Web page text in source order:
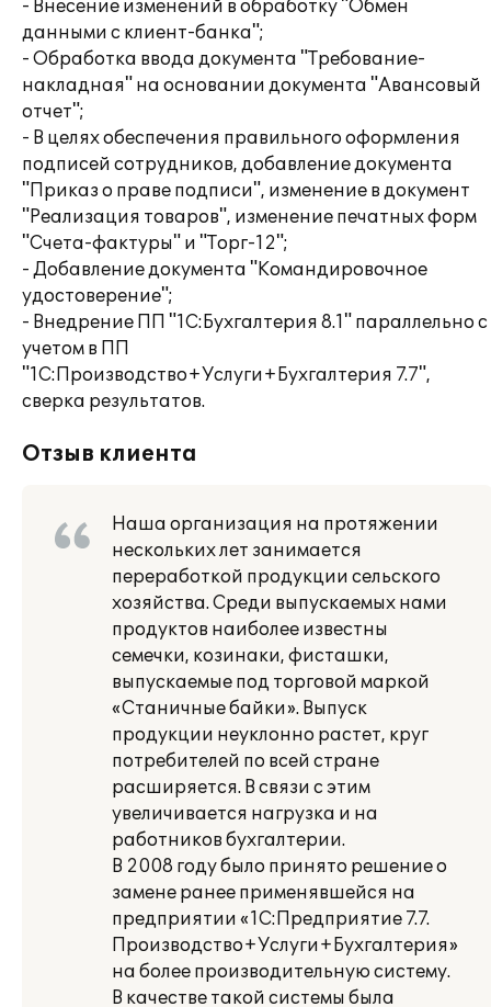
- Внесение изменений в обработку "Обмен
данными с клиент-банка";
- Обработка ввода документа "Требование-
накладная" на основании документа "Авансовый
отчет";
- В целях обеспечения правильного оформления
подписей сотрудников, добавление документа
"Приказ о праве подписи", изменение в документ
"Реализация товаров", изменение печатных форм
"Счета-фактуры" и "Торг-12";
- Добавление документа "Командировочное
удостоверение";
- Внедрение ПП "1С:Бухгалтерия 8.1" параллельно с
учетом в ПП
"1С:Производство+Услуги+Бухгалтерия 7.7",
сверка результатов.
Отзыв клиента
Наша организация на протяжении
нескольких лет занимается
переработкой продукции сельского
хозяйства. Среди выпускаемых нами
продуктов наиболее известны
семечки, козинаки, фисташки,
выпускаемые под торговой маркой
«Станичные байки». Выпуск
продукции неуклонно растет, круг
потребителей по всей стране
расширяется. В связи с этим
увеличивается нагрузка и на
работников бухгалтерии.
В 2008 году было принято решение о
замене ранее применявшейся на
предприятии «1С:Предприятие 7.7.
Производство+Услуги+Бухгалтерия»
на более производительную систему.
В качестве такой системы была